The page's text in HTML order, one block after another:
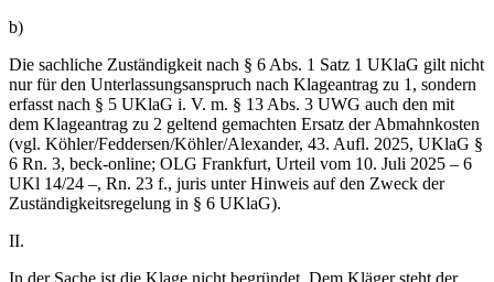
b)
Die sachliche Zuständigkeit nach § 6 Abs. 1 Satz 1 UKlaG gilt nicht
nur für den Unterlassungsanspruch nach Klageantrag zu 1, sondern
erfasst nach § 5 UKlaG i. V. m. § 13 Abs. 3 UWG auch den mit
dem Klageantrag zu 2 geltend gemachten Ersatz der Abmahnkosten
(vgl. Köhler/Feddersen/Köhler/Alexander, 43. Aufl. 2025, UKlaG §
6 Rn. 3, beck-online; OLG Frankfurt, Urteil vom 10. Juli 2025 – 6
UKl 14/24 –, Rn. 23 f., juris unter Hinweis auf den Zweck der
Zuständigkeitsregelung in § 6 UKlaG).
II.
In der Sache ist die Klage nicht begründet. Dem Kläger steht der